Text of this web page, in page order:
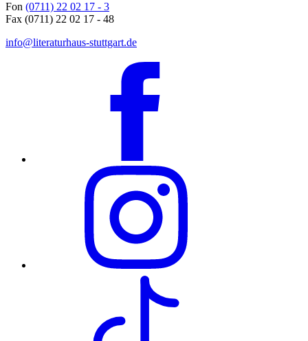
Fon (0711) 22 02 17 - 3
Fax (0711) 22 02 17 - 48
info@literaturhaus-stuttgart.de